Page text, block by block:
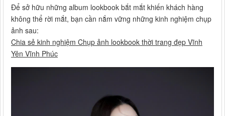
Để sở hữu những album lookbook bắt mắt khiến khách hàng
không thể rời mắt, bạn cần nắm vững những kinh nghiệm chụp
ảnh sau:
Chia sẻ kinh nghiệm Chụp ảnh lookbook thời trang đẹp Vĩnh
Yên Vĩnh Phúc